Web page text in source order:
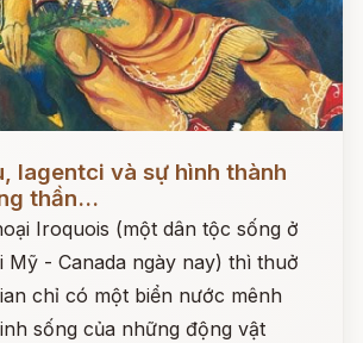
Iagentci và sự hình thành
thần...
Iroquois (một dân tộc sống ở
Mỹ - Canada ngày nay) thì thuở
chỉ có một biển nước mênh
sống của những động vật